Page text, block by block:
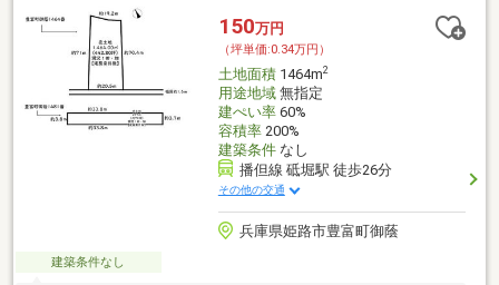
150万円
（坪単価:0.34万円）
土地面積1464m2
用途地域無指定
建ぺい率60%
容積率200%
建築条件なし
播但線 砥堀駅 徒歩26分
その他の交通
兵庫県姫路市豊富町御蔭
建築条件なし